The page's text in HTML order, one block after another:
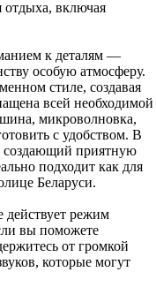
отдыха, включая
к деталям —
особую атмосферу.
стиле, создавая
всей необходимой
микроволновка,
с удобством. В
создающий приятную
подходит как для
Беларуси.
действует режим
вы поможете
от громкой
которые могут